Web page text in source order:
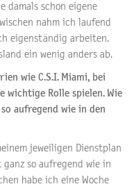
damals schon eigene
nahm ich laufend
eigenständig arbeiten.
ein wenig anders ab.
wie C.S.I. Miami, bei
wichtige Rolle spielen. Wie
aufregend wie in den
jeweiligen Dienstplan
so aufregend wie in
habe ich eine Woche